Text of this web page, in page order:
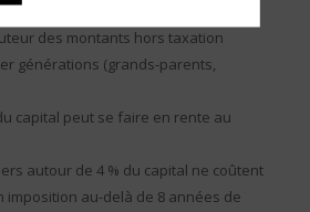
des montants hors taxation
générations (grands-parents,
capital peut se faire en rente au
autour de 4 % du capital ne coûtent
imposition au-delà de 8 années de